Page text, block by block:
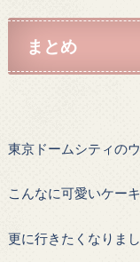
まとめ
東京ドームシティの
こんなに可愛いケー
更に行きたくなりま